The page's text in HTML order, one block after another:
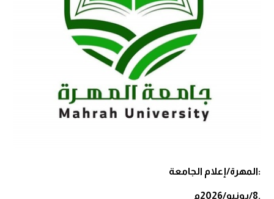
:المهرة/إعلام الجامعة
.8/يونيو/2026م